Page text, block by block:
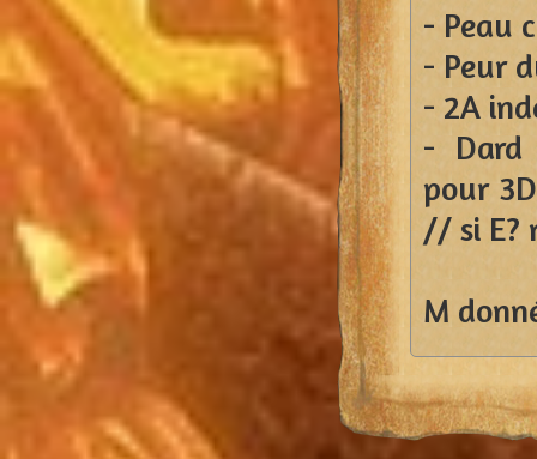
- Peau
- Peur
- 2A
- Dard
pour
// si E?
M